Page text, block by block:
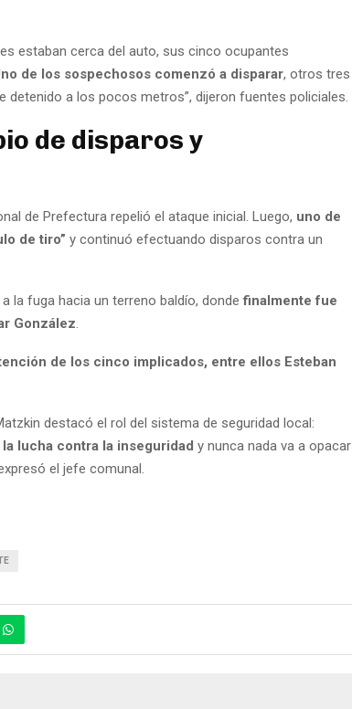
estaban cerca del auto, sus cinco ocupantes
de los sospechosos comenzó a disparar, otros tres
detenido a los pocos metros”, dijeron fuentes policiales.
de disparos y
de Prefectura repelió el ataque inicial. Luego, uno de
de tiro” y continuó efectuando disparos contra un
la fuga hacia un terreno baldío, dondefinalmente fue
González.
de los cinco implicados, entre ellos Esteban
destacó el rol del sistema de seguridad local:
lucha contra la inseguridad y nunca nada va a opacar
el jefe comunal.